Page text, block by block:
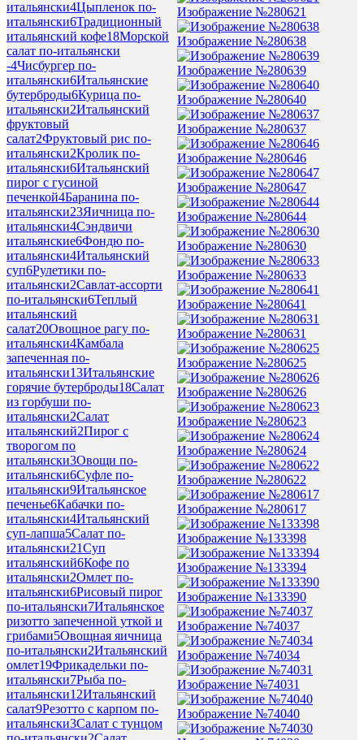
итальянски4Цыпленок по-
итальянски6Традиционный
итальянский кофе18Морской
салат по-итальянски
-4Чисбургер по-
итальянски6Итальянские
бутерброды6Курица по-
итальянски2Итальянский
фруктовый
салат2Фруктовый рис по-
итальянски2Кролик по-
итальянски6Итальянский
пирог с гусиной
печенкой4Баранина по-
итальянски23Яичница по-
итальянски4Сэндвичи
итальянские6Фондю по-
итальянски4Итальянский
суп6Рулетики по-
итальянски2Савлат-ассорти
по-итальянски6Теплый
итальянский
салат20Овощное рагу по-
итальянски4Камбала
запеченная по-
итальянски13Итальянские
горячие бутерброды18Салат
из горбуши по-
итальянски2Салат
итальянский2Пирог с
творогом по
итальянски3Овощи по-
итальянски6Суфле по-
итальянски9Итальянское
печенье6Кабачки по-
итальянски4Итальянский
суп-лапша5Салат по-
итальянски21Суп
итальянский6Кофе по
итальянски2Омлет по-
итальянски6Рисовый пирог
по-итальянски7Итальянское
ризотто запеченной уткой и
грибами5Овощная яичница
по-итальянски2Итальянский
омлет19Фрикадельки по-
итальянски7Рыба по-
итальянски12Итальянский
салат9Резотто с карпом по-
итальянски3Салат с тунцом
Изображение №280621
Изображение №280638
Изображение №280639
Изображение №280640
Изображение №280637
Изображение №280646
Изображение №280647
Изображение №280644
Изображение №280630
Изображение №280633
Изображение №280641
Изображение №280631
Изображение №280625
Изображение №280626
Изображение №280623
Изображение №280624
Изображение №280622
Изображение №280617
Изображение №133398
Изображение №133394
Изображение №133390
Изображение №74037
Изображение №74034
Изображение №74031
Изображение №74040